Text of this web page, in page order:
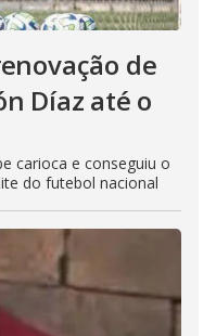
de
Díaz até o
carioca e conseguiu o
do futebol nacional